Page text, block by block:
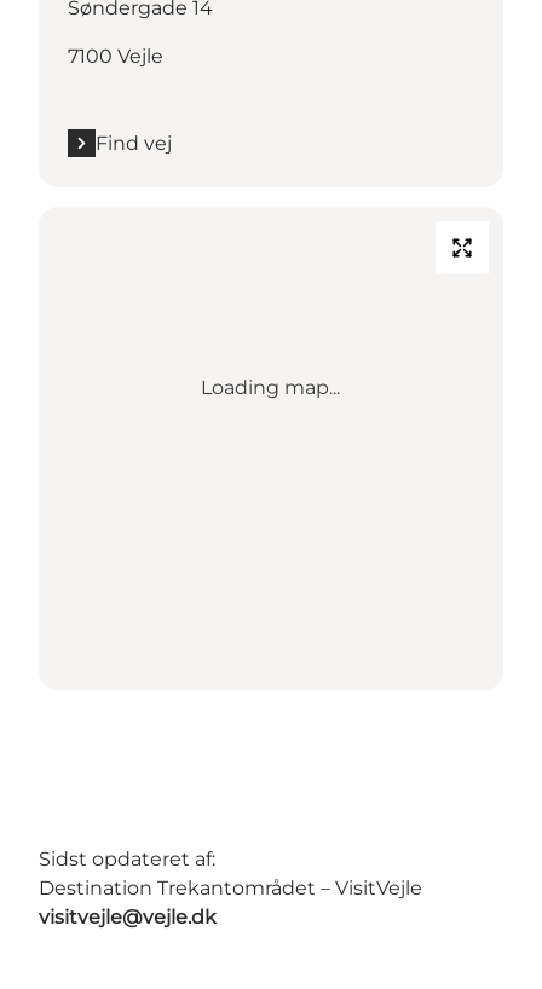
Søndergade 14
7100 Vejle
Find vej
Loading map...
Sidst opdateret af:
Destination Trekantområdet – VisitVejle
visitvejle@vejle.dk